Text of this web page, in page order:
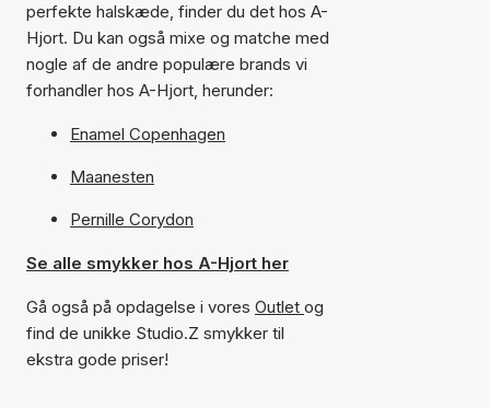
perfekte halskæde, finder du det hos A-
Hjort. Du kan også mixe og matche med
nogle af de andre populære brands vi
forhandler hos A-Hjort, herunder:
Enamel Copenhagen
Maanesten
Pernille Corydon
Se alle smykker hos A-Hjort her
Gå også på opdagelse i vores Outlet og
find de unikke Studio.Z smykker til
ekstra gode priser!